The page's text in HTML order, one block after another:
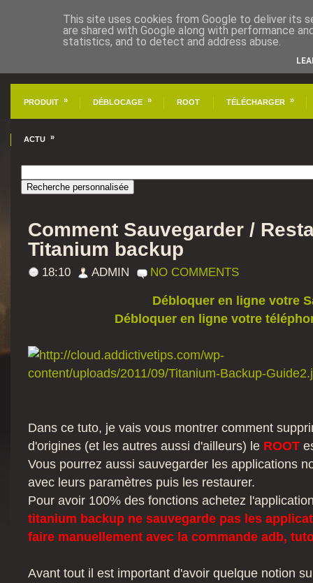
PRODUIT » DÉBLOCAGE » ROOT TÉLÉCHARGER »
ACTU »
Comment Sauvegarder /
Titanium backup
18:10 ADMIN NO COMMENTS
Débloquer en ligne votre
Débloquer en ligne votre
Dans ce tuto, je vais vous montrer comment
d'origines (et les autres aussi d'ailleurs) le ROOT
Vous pourrez aussi sauvegarder les applications
avec leurs paramètres puis les restaurer.
Pour avoir 100% des fonctions achetez
titanium backup ne sauvegarde pas les
faire manuellement avec la commande adb,
Avant tout il est important d'avoir quelque notion
This site uses cookies from Google to deliver its
are shared with Google along with performance
statistics, and to detect and address abuse.